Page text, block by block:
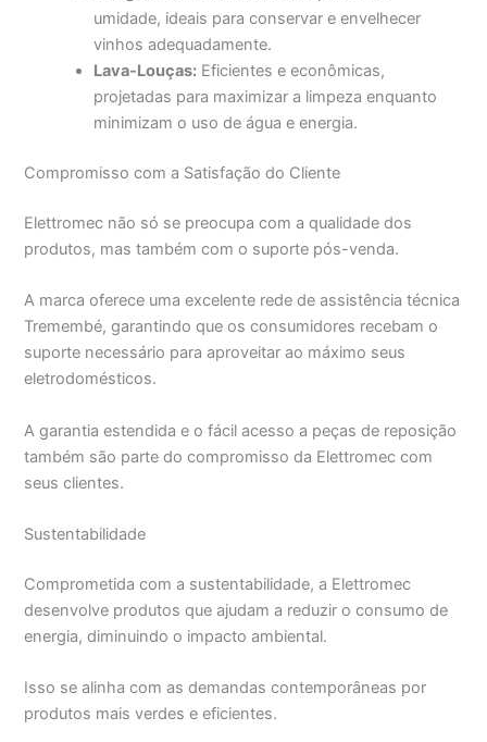
umidade, ideais para conservar e envelhecer
vinhos adequadamente.
Lava-Louças: Eficientes e econômicas,
projetadas para maximizar a limpeza enquanto
minimizam o uso de água e energia.
Compromisso com a Satisfação do Cliente
Elettromec não só se preocupa com a qualidade dos
produtos, mas também com o suporte pós-venda.
A marca oferece uma excelente rede de assistência técnica
Tremembé, garantindo que os consumidores recebam o
suporte necessário para aproveitar ao máximo seus
eletrodomésticos.
A garantia estendida e o fácil acesso a peças de reposição
também são parte do compromisso da Elettromec com
seus clientes.
Sustentabilidade
Comprometida com a sustentabilidade, a Elettromec
desenvolve produtos que ajudam a reduzir o consumo de
energia, diminuindo o impacto ambiental.
Isso se alinha com as demandas contemporâneas por
produtos mais verdes e eficientes.